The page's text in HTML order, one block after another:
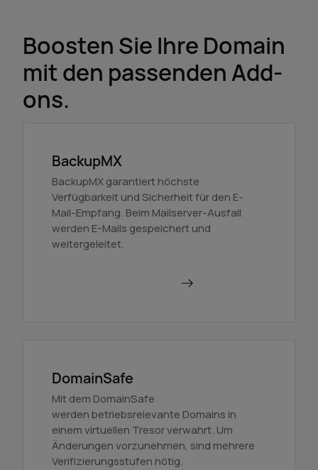
Boosten Sie Ihre Domain
mit den passenden Add-
ons.
BackupMX
BackupMX garantiert höchste
Verfügbarkeit und Sicherheit für den E-
Mail-Empfang. Beim Mailserver-Ausfall
werden E-Mails gespeichert und
weitergeleitet.
DomainSafe
Mit dem DomainSafe
werden betriebsrelevante Domains in
einem virtuellen Tresor verwahrt. Um
Änderungen vorzunehmen, sind mehrere
Verifizierungsstufen nötig.